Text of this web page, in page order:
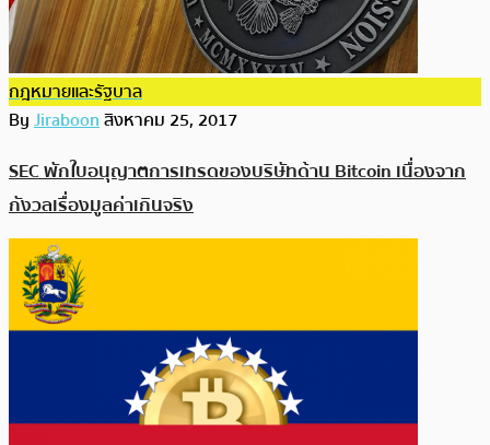
กฎหมายและรัฐบาล
ByJiraboonสิงหาคม 25, 2017
SEC พักใบอนุญาตการเทรดของบริษัทด้าน Bitcoin เนื่องจาก
กังวลเรื่องมูลค่าเกินจริง